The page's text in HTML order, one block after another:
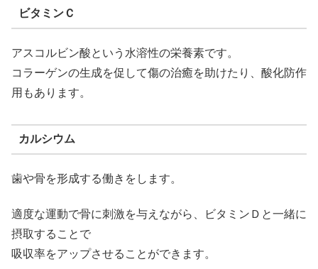
ビタミンＣ
アスコルビン酸という水溶性の栄養素です。
コラーゲンの生成を促して傷の治癒を助けたり、酸化防作
用もあります。
カルシウム
歯や骨を形成する働きをします。
適度な運動で骨に刺激を与えながら、ビタミンＤと一緒に
摂取することで
吸収率をアップさせることができます。